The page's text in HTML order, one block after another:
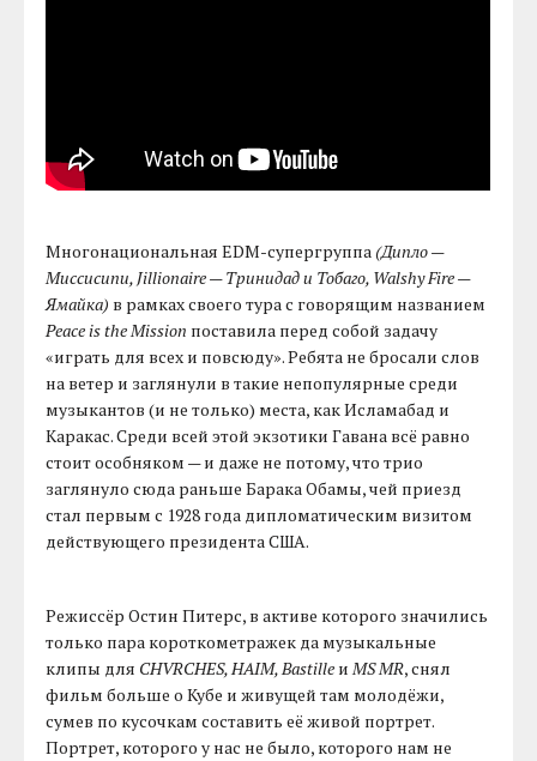
Многонациональная EDM-супергруппа(Дипло —
Миссисипи, Jillionaire — Тринидад и Тобаго, Walshy Fire —
Ямайка) в рамках своего тура с говорящим названием
Peace is the Mission поставила перед собой задачу
«играть для всех и повсюду». Ребята не бросали слов
на ветер и заглянули в такие непопулярные среди
музыкантов (и не только) места, как Исламабад и
Каракас. Среди всей этой экзотики Гавана всё равно
стоит особняком — и даже не потому, что трио
заглянуло сюда раньше Барака Обамы, чей приезд
стал первым с 1928 года дипломатическим визитом
действующего президента США.
Режиссёр Остин Питерс, в активе которого значились
только пара короткометражек да музыкальные
клипы для CHVRCHES, HAIM, Bastille иMS MR, снял
фильм больше о Кубе и живущей там молодёжи,
сумев по кусочкам составить её живой портрет.
Портрет, которого у нас не было, которого нам не